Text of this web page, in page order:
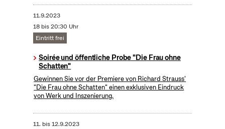
11.9.2023
18 bis 20:30 Uhr
Eintritt frei
Soirée und öffentliche Probe "Die Frau ohne
Schatten"
Gewinnen Sie vor der Premiere von Richard Strauss'
"Die Frau ohne Schatten" einen exklusiven Eindruck
von Werk und Inszenierung.
11. bis12.9.2023